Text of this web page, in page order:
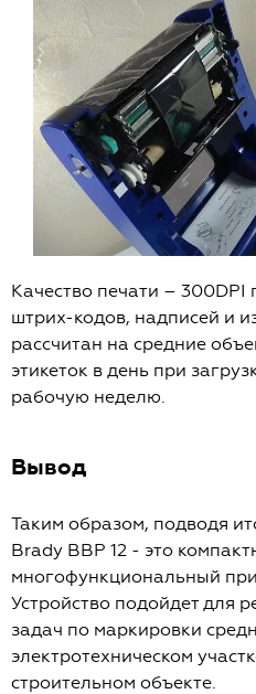
Качество печати – 300DPI
штрих-кодов, надписей и
рассчитан на средние
этикеток в день при
рабочую неделю.
Вывод
Таким образом, подводя
Brady BBP 12 - это
многофункциональный
Устройство подойдет для
задач по маркировки
электротехническом
строительном объекте.